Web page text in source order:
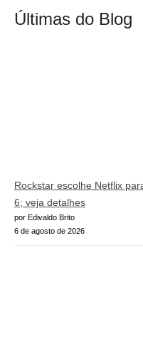
Últimas do Blog
Rockstar escolhe Netflix
6; veja detalhes
por Edivaldo Brito
6 de agosto de 2026